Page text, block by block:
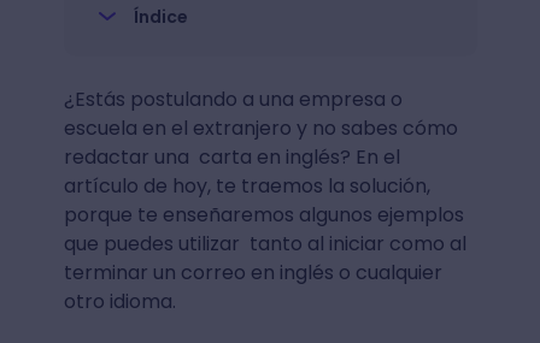
Índice
¿Estás postulando a una empresa o
escuela en el extranjero y no sabes cómo
redactar una carta en inglés? En el
artículo de hoy, te traemos la solución,
porque te enseñaremos algunos ejemplos
que puedes utilizar tanto al iniciar como al
terminar un correo en inglés o cualquier
otro idioma.